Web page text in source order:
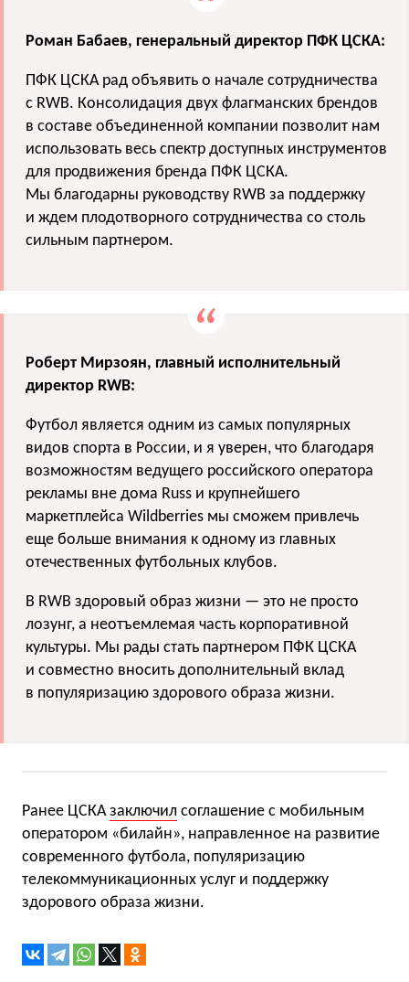
Роман Бабаев, генеральный директор ПФК ЦСКА:
ПФК ЦСКА рад объявить о начале сотрудничества
с RWB. Консолидация двух флагманских брендов
в составе объединенной компании позволит нам
использовать весь спектр доступных инструментов
для продвижения бренда ПФК ЦСКА.
Мы благодарны руководству RWB за поддержку
и ждем плодотворного сотрудничества со столь
сильным партнером.
Роберт Мирзоян, главный исполнительный
директор RWB:
Футбол является одним из самых популярных
видов спорта в России, и я уверен, что благодаря
возможностям ведущего российского оператора
рекламы вне дома Russ и крупнейшего
маркетплейса Wildberries мы сможем привлечь
еще больше внимания к одному из главных
отечественных футбольных клубов.
В RWB здоровый образ жизни — это не просто
лозунг, а неотъемлемая часть корпоративной
культуры. Мы рады стать партнером ПФК ЦСКА
и совместно вносить дополнительный вклад
в популяризацию здорового образа жизни.
Ранее ЦСКАзаключил соглашение с мобильным
оператором «билайн», направленное на развитие
современного футбола, популяризацию
телекоммуникационных услуг и поддержку
здорового образа жизни.